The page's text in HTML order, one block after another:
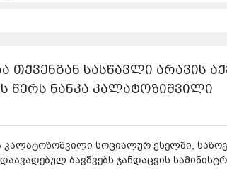
თქვენგან სასწავლი არავის
წერს ნანკა კალატოზიშვილი
კალატოზოშვილი სოციალურ ქსელში,
ბავშვებს ჯანდაცვის